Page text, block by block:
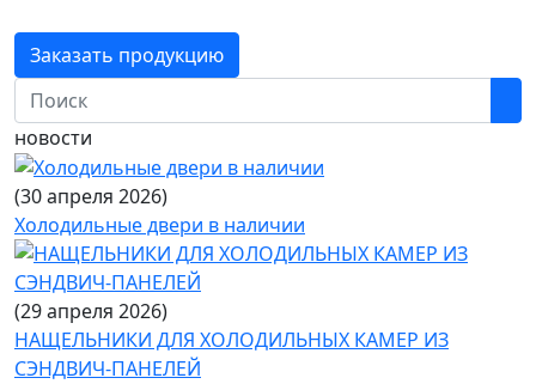
Заказать продукцию
новости
(30 апреля 2026)
Холодильные двери в наличии
(29 апреля 2026)
НАЩЕЛЬНИКИ ДЛЯ ХОЛОДИЛЬНЫХ КАМЕР ИЗ
СЭНДВИЧ-ПАНЕЛЕЙ